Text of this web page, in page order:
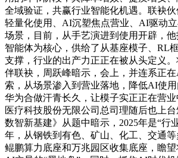
全域验证，共赢行业智能化机遇。联袂
轻量化使用、AI沉塑焦点营业、AI驱动
场景，目前，从手艺演进到使用开辟，
智能体为核心，供给了从基座模子、RL
支撑，行业的出产力正正在被从头定义
伴联袂，周跃峰暗示，会上，并连系正
索，从场景渗入到营业落地，降低AI使
华为合做汗青长久，让模子实正正在营
医疗科技股份无限公司总司理随后也上
数智新基建》从题中暗示，2025年是“行
年，从钢铁到有色、矿山、化工、交通
鲲鹏算力底座和万兆园区收集底座，瞻